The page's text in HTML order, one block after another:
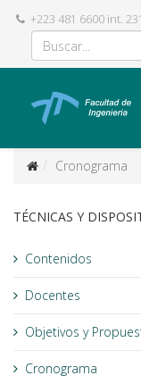
+223 481 6600 int. 231
Cronograma
TÉCNICAS Y
Contenidos
Docentes
Objetivos y
Cronograma